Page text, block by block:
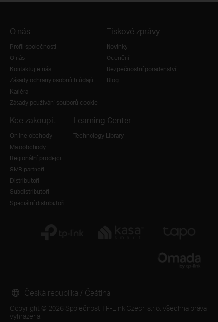
O nás
Profil společnosti
O nás
Kontaktujte nás
Zásady ochrany osobních údajů
Kariéra
Zásady používání souborů cookie
Tiskové zprávy
Novinky
Ocenění
Bezpečnostní poradenství
Blog
Kde zakoupit
Online obchody
Maloobchody
Regionální prodejci
SMB partneři
Distributoři
Subdistributoři
Speciální distributoři
Learning Center
Technology Library
Copyright © 2026 Společnost TP-Link Czech s.r.o. Všechna práva
vyhrazena.
Česká republika / Čeština